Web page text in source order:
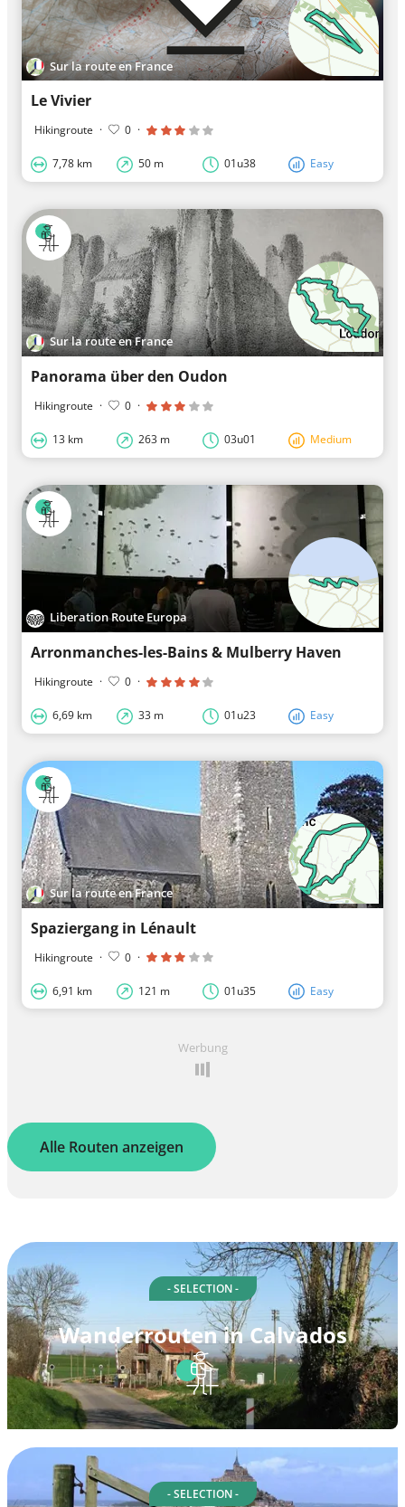
Sur la route en France
Le Vivier
Hikingroute · 0 ·
7,78 km 50 m 01u38 Easy
Sur la route en France
Panorama über den Oudon
Hikingroute · 0 ·
13 km 263 m 03u01 Medium
Liberation Route Europa
Arronmanches-les-Bains & Mulberry Haven
Hikingroute · 0 ·
6,69 km 33 m 01u23 Easy
Sur la route en France
Spaziergang in Lénault
Hikingroute · 0 ·
6,91 km 121 m 01u35 Easy
Werbung
Alle Routen anzeigen
- SELECTION -
Wanderrouten in Calvados
- SELECTION -